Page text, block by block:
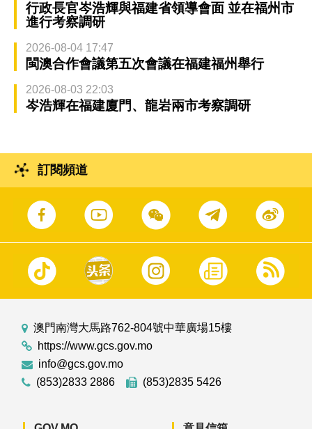
行政長官岑浩輝與福建省領導會面 並在福州市
進行考察調研
2026-08-04 17:47
閩澳合作會議第五次會議在福建福州舉行
2026-08-03 22:03
岑浩輝在福建廈門、龍岩兩市考察調研
訂閱頻道
澳門南灣大馬路762-804號中華廣場15樓
https://www.gcs.gov.mo
info@gcs.gov.mo
(853)2833 2886
(853)2835 5426